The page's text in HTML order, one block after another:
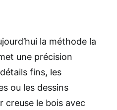
la méthode la
une précision
fins, les
ou les dessins
creuse le bois avec